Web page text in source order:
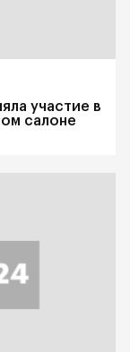
участие в
салоне